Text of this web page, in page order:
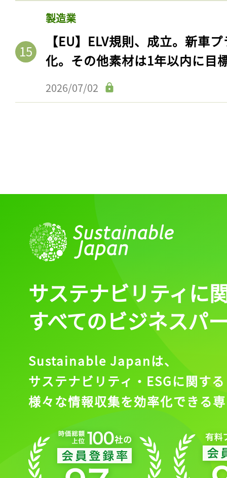
製造業
【EU】ELV規則、成立。新車
化。その他素材は1年以内に目
2026/07/02
記事をお気に入りに
ログインが必
サステナビリティに
すべてのビジネスパ
Sustainable Japanは、
サステナビリティ・ESGに関する
様々な情報収集を効率化できる